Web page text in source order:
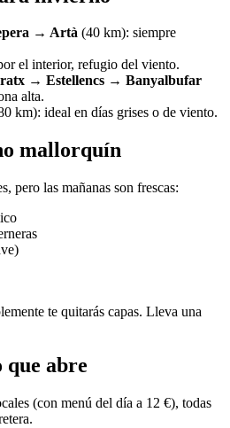
→ Artà (40 km): siempre
el interior, refugio del viento.
→ Estellencs → Banyalbufar
alta.
km): ideal en días grises o de viento.
mallorquín
pero las mañanas son frescas:
te quitarás capas. Lleva una
abre
(con menú del día a 12 €), todas